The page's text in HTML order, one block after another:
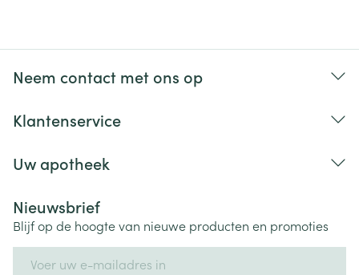
Neem contact met ons op
Klantenservice
Uw apotheek
Nieuwsbrief
Blijf op de hoogte van nieuwe producten en promoties